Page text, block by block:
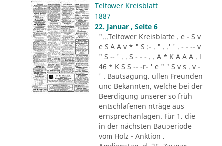
Teltower Kreisblatt
1887
22. Januar , Seite 6
"...Teltower Kreisblatte . e - S v
e S A A v * " S :- . " . .' ' . - - -- v
" S -- ' . . S - - - . . A * K A A A . l
46 * K S S -- -r- ' e " " S v s . v -
' . Bautsagung. ullen Freunden
und Bekannten, welche bei der
Beerdigung unserer so früh
entschlafenen nträge aus
ernsprechanlagen. Für 1. die
in der nächsten Bauperiode
vom Holz - Anktion .